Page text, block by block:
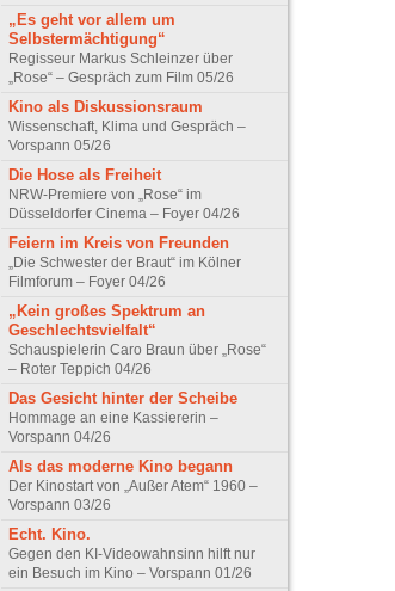
„Es geht vor allem um
Selbstermächtigung“
Regisseur Markus Schleinzer über
„Rose“ – Gespräch zum Film 05/26
Kino als Diskussionsraum
Wissenschaft, Klima und Gespräch –
Vorspann 05/26
Die Hose als Freiheit
NRW-Premiere von „Rose“ im
Düsseldorfer Cinema – Foyer 04/26
Feiern im Kreis von Freunden
„Die Schwester der Braut“ im Kölner
Filmforum – Foyer 04/26
„Kein großes Spektrum an
Geschlechtsvielfalt“
Schauspielerin Caro Braun über „Rose“
– Roter Teppich 04/26
Das Gesicht hinter der Scheibe
Hommage an eine Kassiererin –
Vorspann 04/26
Als das moderne Kino begann
Der Kinostart von „Außer Atem“ 1960 –
Vorspann 03/26
Echt. Kino.
Gegen den KI-Videowahnsinn hilft nur
ein Besuch im Kino – Vorspann 01/26